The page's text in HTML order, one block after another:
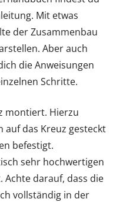
Mit etwas
der Zusammenbau
Aber auch
die Anweisungen
Schritte.
montiert. Hierzu
auf das Kreuz gesteckt
befestigt.
sehr hochwertigen
Achte darauf, dass die
vollständig in der